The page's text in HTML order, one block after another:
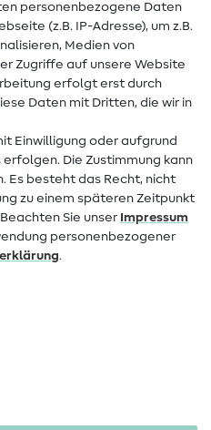
personenbezogene Daten
(z.B. IP-Adresse), um z.B.
Medien von
Zugriffe auf unsere Website
erfolgt erst durch
Daten mit Dritten, die wir in
Einwilligung oder aufgrund
Die Zustimmung kann
besteht das Recht, nicht
zu einem späteren Zeitpunkt
Sie unser Impressum
personenbezogener
.